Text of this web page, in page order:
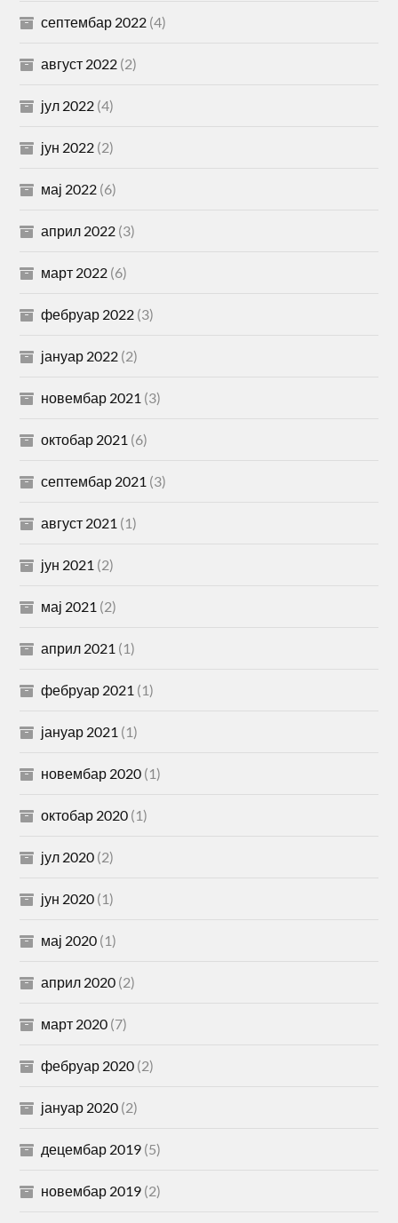
септембар 2022 (4)
август 2022 (2)
јул 2022 (4)
јун 2022 (2)
мај 2022 (6)
април 2022 (3)
март 2022 (6)
фебруар 2022 (3)
јануар 2022 (2)
новембар 2021 (3)
октобар 2021 (6)
септембар 2021 (3)
август 2021 (1)
јун 2021 (2)
мај 2021 (2)
април 2021 (1)
фебруар 2021 (1)
јануар 2021 (1)
новембар 2020 (1)
октобар 2020 (1)
јул 2020 (2)
јун 2020 (1)
мај 2020 (1)
април 2020 (2)
март 2020 (7)
фебруар 2020 (2)
јануар 2020 (2)
децембар 2019 (5)
новембар 2019 (2)